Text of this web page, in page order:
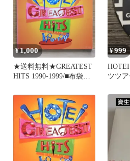
¥1,000
★送料無料★GREATEST
HITS 1990-1999/■布袋寅
Hotei【4988006160859/TO
CT24151】G02191
¥999
ツツ